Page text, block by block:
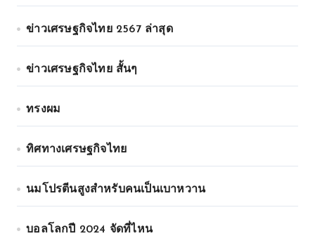
ข่าวเศรษฐกิจไทย 2567 ล่าสุด
ข่าวเศรษฐกิจไทย สั้นๆ
ทรงผม
ทิศทางเศรษฐกิจไทย
นมโปรตีนสูงสำหรับคนเป็นเบาหวาน
บอลโลกปี 2024 จัดที่ไหน